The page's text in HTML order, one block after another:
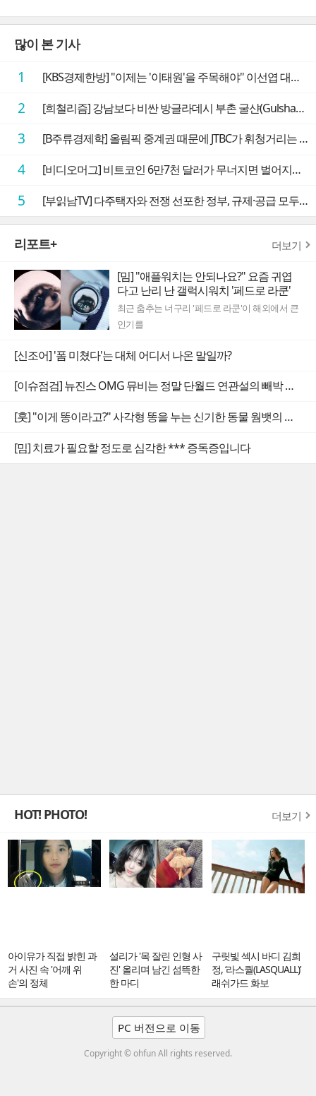
많이 본 기사
1 [KBS경제한방] "이제는 '이태원'을 주목해야" 이선엽 대표가 말하는 AI 시대 투자 성과를 가르는 지점들
2 [희철리즘] 강남보다 비싼 방글라데시 부촌 굴샨(Gulshan)의 극단적인 모습에 충격을 받다
3 [B주류경제학] 올림픽 중계권 때문에 JTBC가 휘청거리는 이유
4 [비디오머그] 비트코인 6만7천 달러가 무너지면 벌어지는 일
5 [부읽남TV] 다주택자와 전쟁 선포한 정부, 규제·공급 모두 실효성 의문
리포트+ 더보기
[밈] "애플워치는 안되나요?" 요즘 귀엽
다고 난리 난 갤럭시워치 '페드로 라쿤'
최근 춤추는 너구리 '페드로 라쿤'이 해외에서 큰
인기를
[신조어] '폼 미쳤다'는 대체 어디서 나온 말일까?
[이슈점검] 뉴진스 OMG 뮤비는 정말 단월드 연관설의 빼박 증거일까
[훗] "이게 똥이라고?" 사각형 똥을 누는 신기한 동물 웜뱃의 비밀
[밈] 치료가 필요할 정도로 심각한 *** 증독증입니다
HOT! PHOTO! 더보기
아이유가 직접 밝힌 과
거 사진 속 '어깨 위
손'의 정체
설리가 '목 잘린 인형 사
진' 올리며 남긴 섬뜩한
한 마디
구릿빛 섹시 바디 김희
정, ‘라스퀄(LASQUALL)’
래쉬가드 화보
PC 버전으로 이동
Copyright © ohfun All rights reserved.